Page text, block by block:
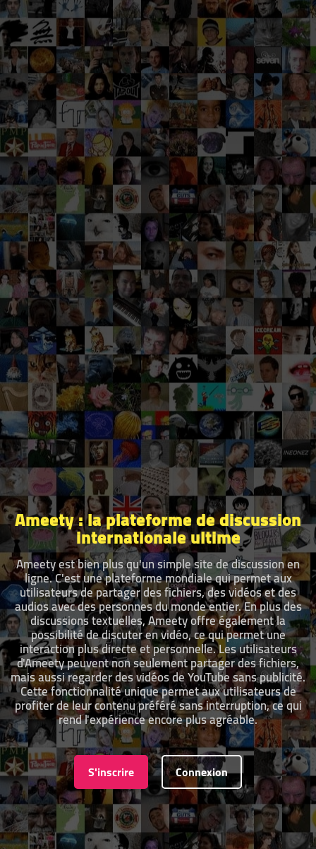
Ameety : la plateforme de discussion
internationale ultime
Ameety est bien plus qu'un simple site de discussion en
ligne. C'est une plateforme mondiale qui permet aux
utilisateurs de partager des fichiers, des vidéos et des
audios avec des personnes du monde entier. En plus des
discussions textuelles, Ameety offre également la
possibilité de discuter en vidéo, ce qui permet une
interaction plus directe et personnelle. Les utilisateurs
d'Ameety peuvent non seulement partager des fichiers,
mais aussi regarder des vidéos de YouTube sans publicité.
Cette fonctionnalité unique permet aux utilisateurs de
profiter de leur contenu préféré sans interruption, ce qui
rend l'expérience encore plus agréable.
S'inscrire Connexion